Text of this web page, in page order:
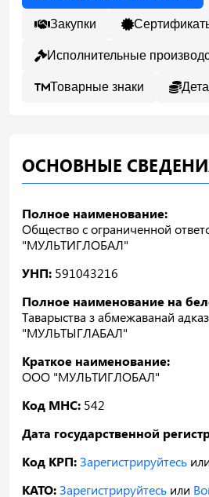
Закупки
Исполнительные
Товарные знаки
ОСНОВНЫЕ
Полное наименование:
Общество с ограниченной
"МУЛЬТИГЛОБАЛ"
УНП: 591043216
Полное наименование на
Таварыства з абмежаванай
"МУЛЬТЫГЛАБАЛ"
Краткое наименование:
ООО "МУЛЬТИГЛОБАЛ"
Код МНС: 542
Дата государственной
Код КРП:Зарегистрируйтесь или
КАТО:Зарегистрируйтесь или